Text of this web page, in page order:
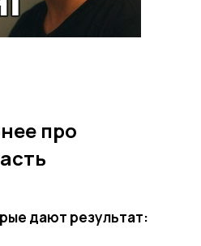
про
дают результат: